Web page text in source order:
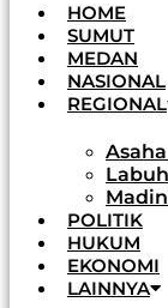
HOME
SUMUT
MEDAN
NASIONAL
REGIONAL
POLITIK
HUKUM
EKONOMI
LAINNYA